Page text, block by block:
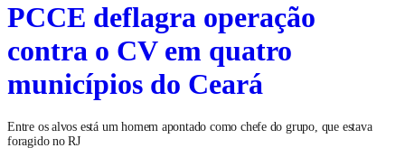
PCCE deflagra operação
contra o CV em quatro
municípios do Ceará
Entre os alvos está um homem apontado como chefe do grupo, que estava
foragido no RJ